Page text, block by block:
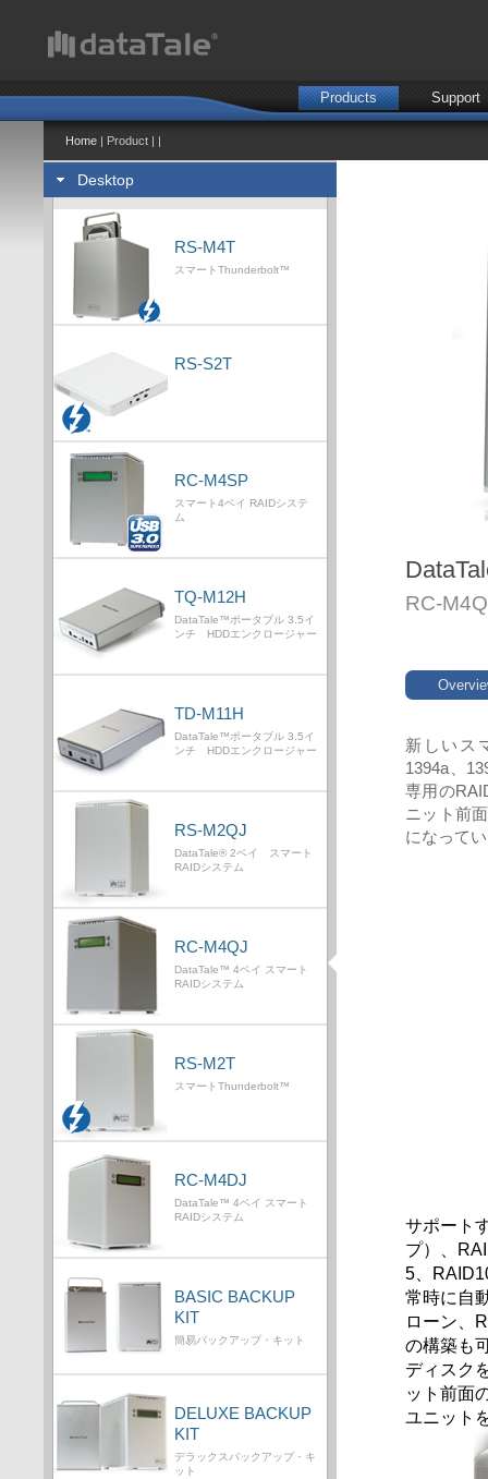
Products Support
Home | Product | |
Desktop
RS-M4T
スマートThunderbolt™
RS-S2T
RC-M4SP
スマート4ベイ RAIDシステ
ム
TQ-M12H
DataTale™ポータブル 3.5イ
ンチ HDDエンクロージャー
TD-M11H
DataTale™ポータブル 3.5イ
ンチ HDDエンクロージャー
RS-M2QJ
DataTale® 2ベイ スマート
RAIDシステム
RC-M4QJ
DataTale™ 4ベイ スマート
RAIDシステム
RS-M2T
スマートThunderbolt™
RC-M4DJ
DataTale™ 4ベイ スマート
RAIDシステム
BASIC BACKUP
KIT
簡易バックアップ・キット
DELUXE BACKUP
KIT
デラックスバックアップ・キ
ット
RC-
新しいス
1394a、
専用の
ニット前
になって
サポート
プ）、
5、
常時に自
ローン、
の構築も
ディスク
ット前面
ユニット